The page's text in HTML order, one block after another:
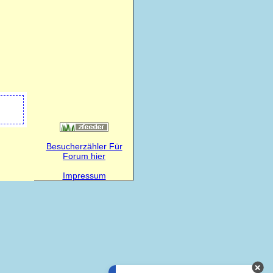
Besucherzähler Für
Forum hier
Impressum